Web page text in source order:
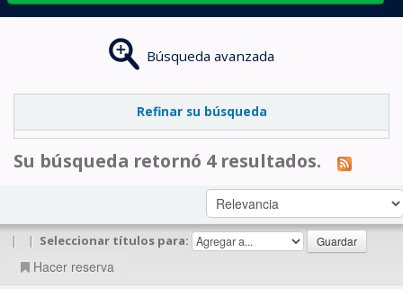
Búsqueda avanzada
Refinar su búsqueda
Su búsqueda retornó 4 resultados.
| | Seleccionar títulos para:
Hacer reserva